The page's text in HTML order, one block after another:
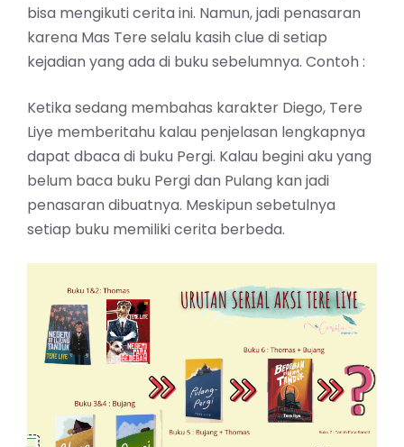
bisa mengikuti cerita ini. Namun, jadi penasaran
karena Mas Tere selalu kasih clue di setiap
kejadian yang ada di buku sebelumnya. Contoh :
Ketika sedang membahas karakter Diego, Tere
Liye memberitahu kalau penjelasan lengkapnya
dapat dbaca di buku Pergi. Kalau begini aku yang
belum baca buku Pergi dan Pulang kan jadi
penasaran dibuatnya. Meskipun sebetulnya
setiap buku memiliki cerita berbeda.